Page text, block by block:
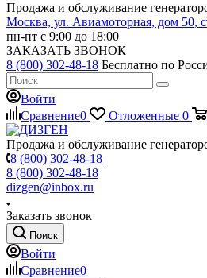
Продажа и обслуживание
Москва, ул. Авиамоторная, дом 50,
пн-пт с 9:00 до 18:00
ЗАКАЗАТЬ ЗВОНОК
8 (800) 302-48-18 Бесплатно по
Войти
Сравнение0 Отложенные 0
Продажа и обслуживание
8 (800) 302-48-18
8 (800) 302-48-18
dizgen@inbox.ru
Заказать звонок
Поиск
Войти
Сравнение0